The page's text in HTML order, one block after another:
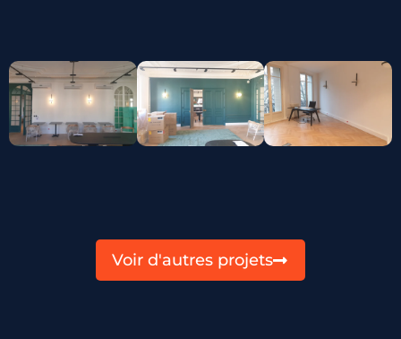
Voir d'autres projets